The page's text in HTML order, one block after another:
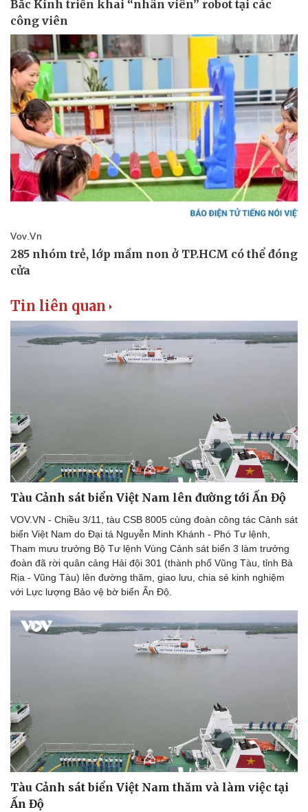
Thế giới thể thao
eSports
Hậu trường
Ô tô - Xe máy
Tin liên quan
Tàu Cảnh sát biển Việt Nam lên đường tới Ấn Độ
VOV.VN - Chiều 3/11, tàu CSB 8005 cùng đoàn công tác Cảnh sát
biển Việt Nam do Đại tá Nguyễn Minh Khánh - Phó Tư lệnh,
Tham mưu trưởng Bộ Tư lệnh Vùng Cảnh sát biển 3 làm trưởng
đoàn đã rời quân cảng Hải đội 301 (thành phố Vũng Tàu, tỉnh Bà
Rịa - Vũng Tàu) lên đường thăm, giao lưu, chia sẻ kinh nghiệm
với Lực lượng Bảo vệ bờ biển Ấn Độ.
Tàu Cảnh sát biển Việt Nam thăm và làm việc tại
Ấn Độ